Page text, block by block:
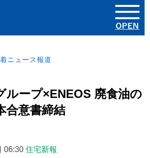
ニュース報道
ループ×ENEOS 廃食油の
合意書締結
06:30 住宅新報